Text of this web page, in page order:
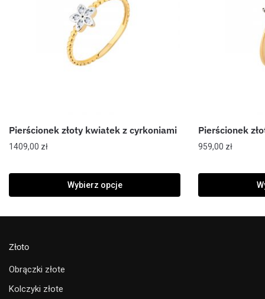
Pierścionek złoty kwiatek z cyrkoniami
1409,00 zł
Wybierz opcje
Pierścionek
959,00 zł
Złoto
Obrączki złote
Kolczyki złote